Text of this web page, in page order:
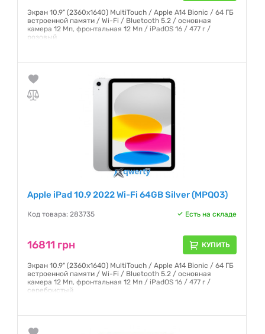
Экран 10.9" (2360x1640) MultiTouch / Apple A14 Bionic / 64 ГБ
встроенной памяти / Wi-Fi / Bluetooth 5.2 / основная
камера 12 Мп, фронтальная 12 Мп / iPadOS 16 / 477 г /
розовый
Apple iPad 10.9 2022 Wi-Fi 64GB Silver (MPQ03)
Код товара: 283735 Есть на складе
16811 грн КУПИТЬ
Экран 10.9" (2360x1640) MultiTouch / Apple A14 Bionic / 64 ГБ
встроенной памяти / Wi-Fi / Bluetooth 5.2 / основная
камера 12 Мп, фронтальная 12 Мп / iPadOS 16 / 477 г /
серебристый